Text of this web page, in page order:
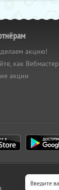
акцию!
как Вебмастер
акции